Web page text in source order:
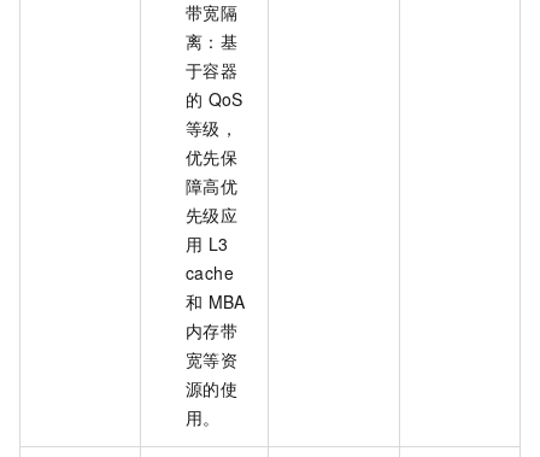
带宽隔
离：基
于容器
的 QoS
等级，
优先保
障高优
先级应
用 L3
cache
和 MBA
内存带
宽等资
源的使
用。